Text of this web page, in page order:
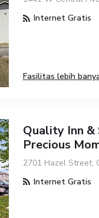
Internet Gratis
Fasilitas lebih
Quality Inn &
Precious
2701 Hazel Street,
Internet Gratis